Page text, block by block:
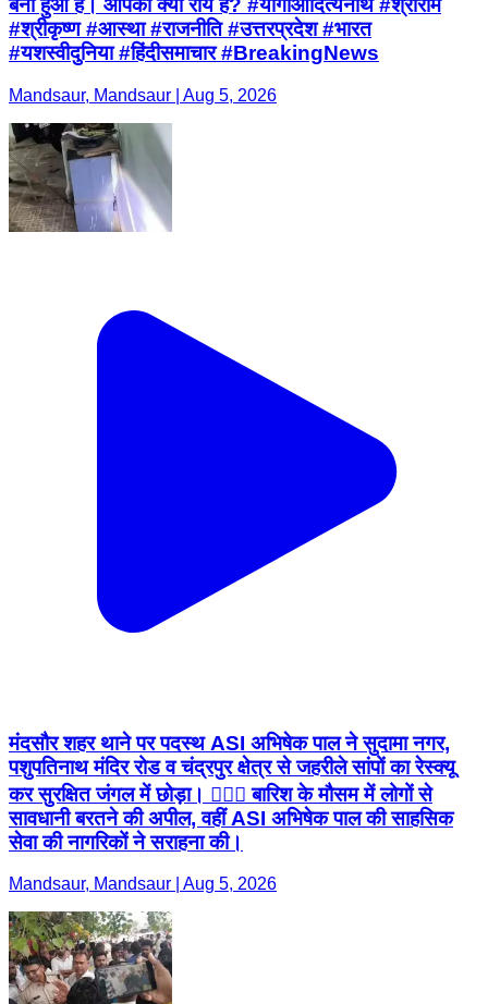
बना हुआ है। आपकी क्या राय है? #योगीआदित्यनाथ #श्रीराम
#श्रीकृष्ण #आस्था #राजनीति #उत्तरप्रदेश #भारत
#यशस्वीदुनिया #हिंदीसमाचार #BreakingNews
Mandsaur, Mandsaur | Aug 5, 2026
मंदसौर शहर थाने पर पदस्थ ASI अभिषेक पाल ने सुदामा नगर,
पशुपतिनाथ मंदिर रोड व चंद्रपुर क्षेत्र से जहरीले सांपों का रेस्क्यू
कर सुरक्षित जंगल में छोड़ा। 👮🏼‍♂️ बारिश के मौसम में लोगों से
सावधानी बरतने की अपील, वहीं ASI अभिषेक पाल की साहसिक
सेवा की नागरिकों ने सराहना की।
Mandsaur, Mandsaur | Aug 5, 2026